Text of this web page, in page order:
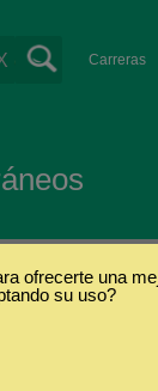
Carreras
ofrecerte una
su uso?